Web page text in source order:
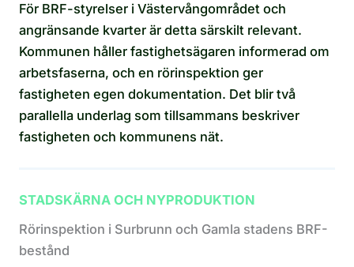
För BRF-styrelser i Västervångområdet och
angränsande kvarter är detta särskilt relevant.
Kommunen håller fastighetsägaren informerad om
arbetsfaserna, och en rörinspektion ger
fastigheten egen dokumentation. Det blir två
parallella underlag som tillsammans beskriver
fastigheten och kommunens nät.
STADSKÄRNA OCH NYPRODUKTION
Rörinspektion i Surbrunn och Gamla stadens BRF-
bestånd